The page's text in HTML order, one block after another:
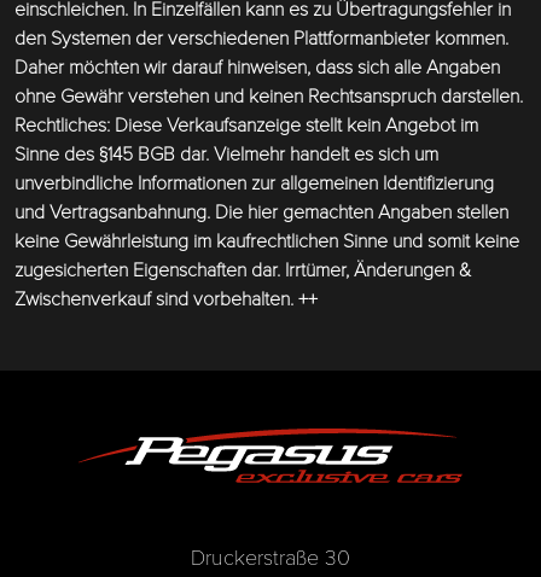
einschleichen. In Einzelfällen kann es zu Übertragungsfehler in
den Systemen der verschiedenen Plattformanbieter kommen.
Daher möchten wir darauf hinweisen, dass sich alle Angaben
ohne Gewähr verstehen und keinen Rechtsanspruch darstellen.
Rechtliches: Diese Verkaufsanzeige stellt kein Angebot im
Sinne des §145 BGB dar. Vielmehr handelt es sich um
unverbindliche Informationen zur allgemeinen Identifizierung
und Vertragsanbahnung. Die hier gemachten Angaben stellen
keine Gewährleistung im kaufrechtlichen Sinne und somit keine
zugesicherten Eigenschaften dar. Irrtümer, Änderungen &
Zwischenverkauf sind vorbehalten. ++
Druckerstraße 30